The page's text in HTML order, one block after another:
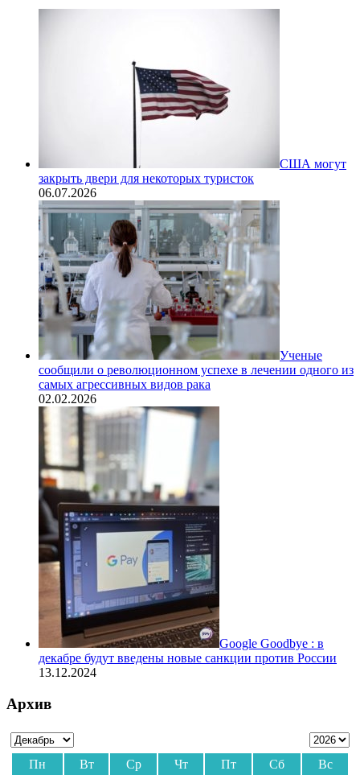
США могут
закрыть двери для некоторых туристок
06.07.2026
Ученые
сообщили о революционном успехе в лечении одного из
самых агрессивных видов рака
02.02.2026
Google Goodbye : в
декабре будут введены новые санкции против России
13.12.2024
Архив
Пн Вт Ср Чт Пт Сб
Вс